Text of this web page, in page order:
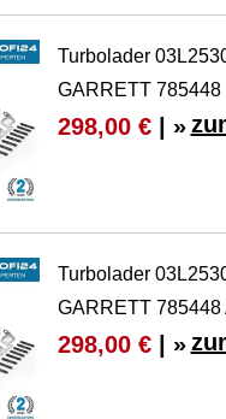
Turbolader
GARRETT 785448
298,00 €| »
Turbolader
GARRETT
298,00 €| »